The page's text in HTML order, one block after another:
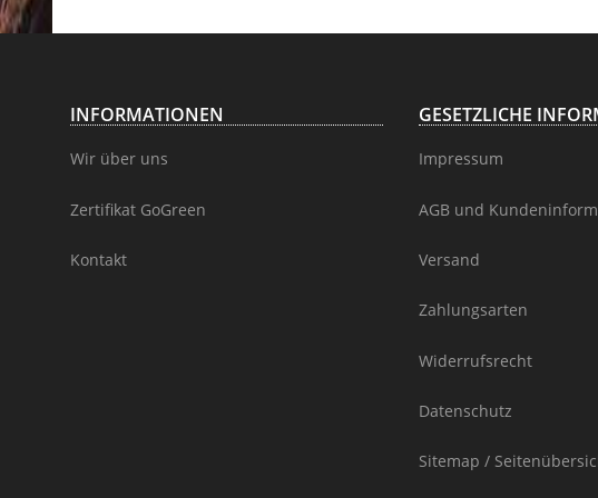
INFORMATIONEN
Wir über uns
Zertifikat GoGreen
Kontakt
GESETZLICHE
Impressum
AGB und
Versand
Zahlungsarten
Widerrufsrecht
Datenschutz
Sitemap /